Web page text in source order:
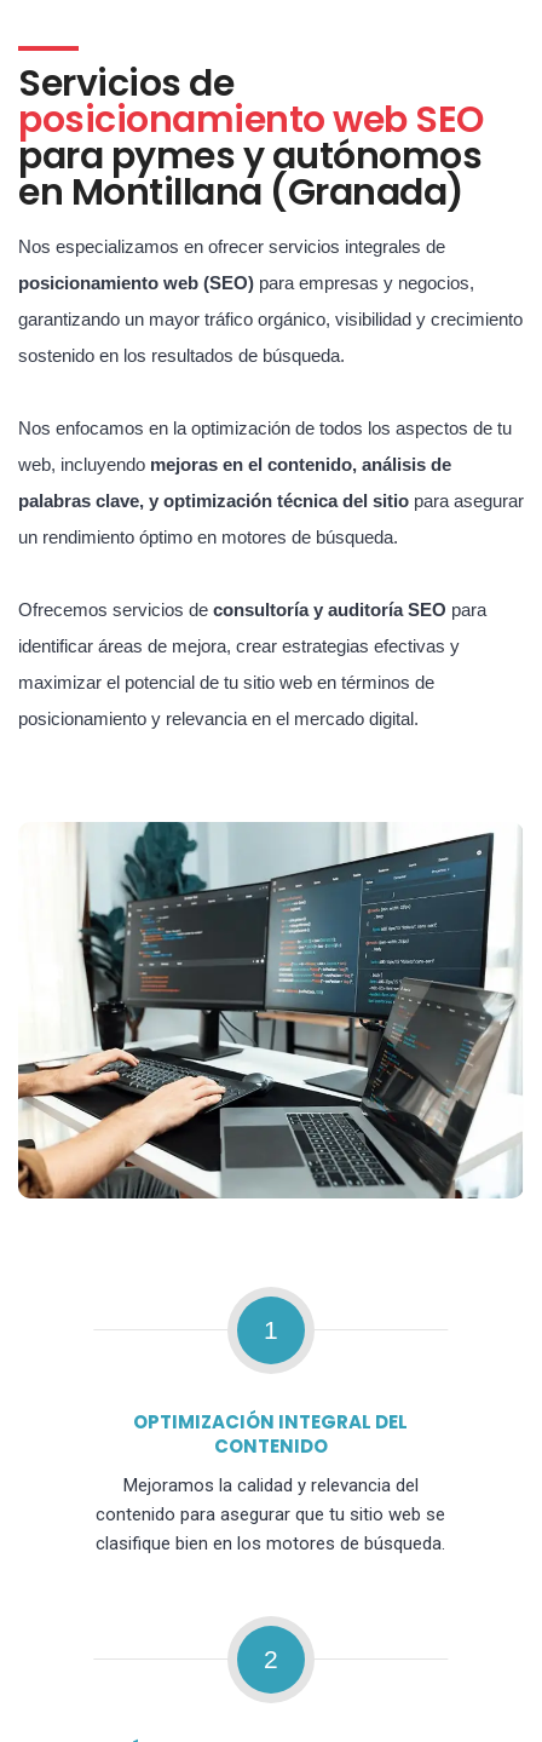
Servicios de
posicionamiento web SEO
para pymes y autónomos
en Montillana (Granada)
Nos especializamos en ofrecer servicios integrales de
posicionamiento web (SEO) para empresas y negocios,
garantizando un mayor tráfico orgánico, visibilidad y crecimiento
sostenido en los resultados de búsqueda.
Nos enfocamos en la optimización de todos los aspectos de tu
web, incluyendo mejoras en el contenido, análisis de
palabras clave, y optimización técnica del sitio para asegurar
un rendimiento óptimo en motores de búsqueda.
Ofrecemos servicios de consultoría y auditoría SEO para
identificar áreas de mejora, crear estrategias efectivas y
maximizar el potencial de tu sitio web en términos de
posicionamiento y relevancia en el mercado digital.
1
OPTIMIZACIÓN INTEGRAL DEL
CONTENIDO
Mejoramos la calidad y relevancia del
contenido para asegurar que tu sitio web se
clasifique bien en los motores de búsqueda.
2